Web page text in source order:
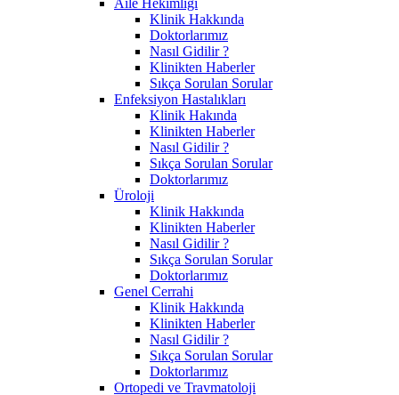
Klinik Hakkında
Doktorlarımız
Nasıl Gidilir ?
Klinikten Haberler
Sıkça Sorulan Sorular
Enfeksiyon Hastalıkları
Klinik Hakında
Klinikten Haberler
Nasıl Gidilir ?
Sıkça Sorulan Sorular
Doktorlarımız
Üroloji
Klinik Hakkında
Klinikten Haberler
Nasıl Gidilir ?
Sıkça Sorulan Sorular
Doktorlarımız
Genel Cerrahi
Klinik Hakkında
Klinikten Haberler
Nasıl Gidilir ?
Sıkça Sorulan Sorular
Doktorlarımız
Ortopedi ve Travmatoloji